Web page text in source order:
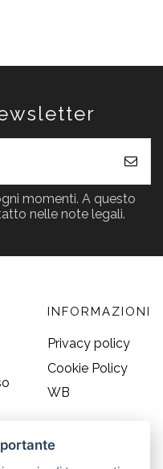
momenti. A questo
nelle note legali.
INFORMAZIONI
Privacy policy
Cookie Policy
WB